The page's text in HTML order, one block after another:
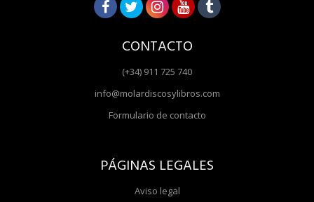
CONTACTO
(+34) 911 725 740
info@molardiscosylibros.com
Formulario de contacto
PÁGINAS LEGALES
Aviso legal